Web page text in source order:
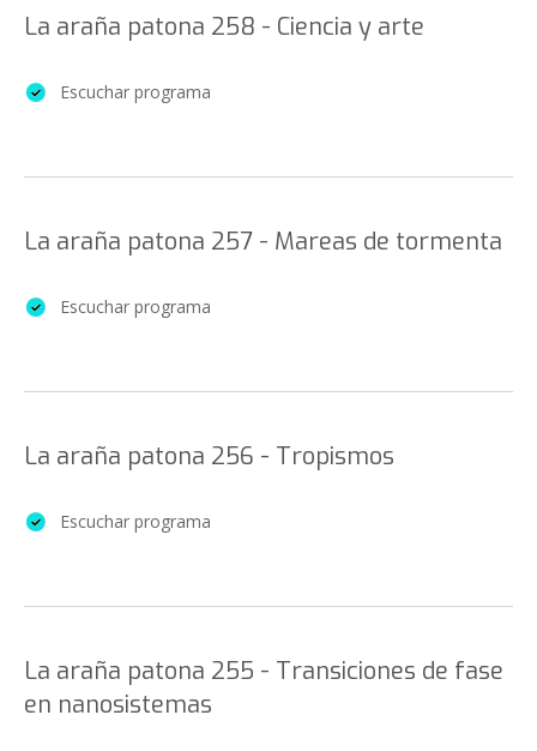
La araña patona 258 - Ciencia y arte
Escuchar programa
La araña patona 257 - Mareas de tormenta
Escuchar programa
La araña patona 256 - Tropismos
Escuchar programa
La araña patona 255 - Transiciones de fase
en nanosistemas